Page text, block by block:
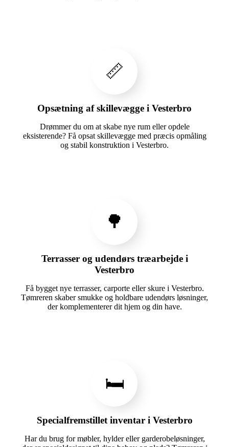
📏
Opsætning af skillevægge i Vesterbro
Drømmer du om at skabe nye rum eller opdele
eksisterende? Få opsat skillevægge med præcis opmåling
og stabil konstruktion i Vesterbro.
🌳
Terrasser og udendørs træarbejde i
Vesterbro
Få bygget nye terrasser, carporte eller skure i Vesterbro.
Tømreren skaber smukke og holdbare udendørs løsninger,
der komplementerer dit hjem og din have.
🛏️
Specialfremstillet inventar i Vesterbro
Har du brug for møbler, hylder eller garderobeløsninger,